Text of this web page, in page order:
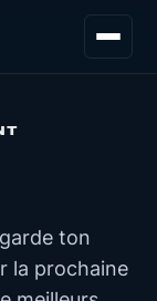
ton
la prochaine